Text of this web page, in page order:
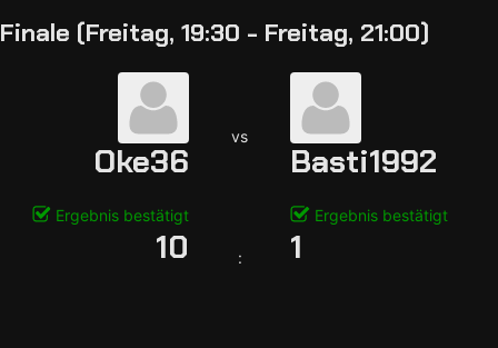
Finale (Freitag, 19:30 - Freitag, 21:00)
Oke36
vs
Basti1992
Ergebnis bestätigt Ergebnis bestätigt
10 : 1